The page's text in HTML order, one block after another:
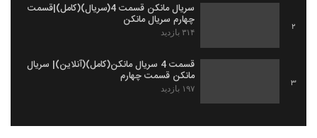
2
سریال مانکن قسمت 4(سریال)(کامل)|قسمت
چهارم سریال مانکن
۳۱۴ بازدید
3
قسمت 4 سریال مانکن(کامل)(آنلاین)| سریال
مانکن قسمت چهارم
۱۹۷ بازدید